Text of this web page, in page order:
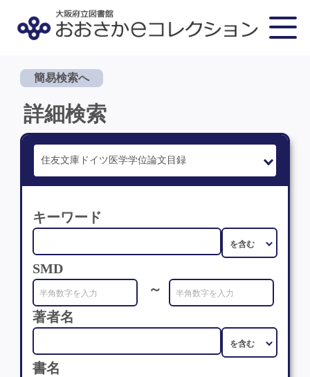
簡易検索へ
詳細検索
キーワード
SMD
～
著者名
書名